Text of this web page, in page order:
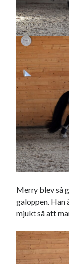
Ellenom JOSEF
EllenomSPAM
CamillaomSPAM
februari 2022
M T
14
15
21
22
28
Arkiv
augusti 2026
juli 2026
juni 2026
Merry blev så
galoppen. Han
mjukt så att